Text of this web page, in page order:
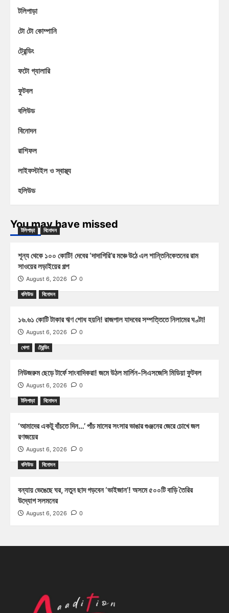
টলিপাড়া
টো টো কোম্পানি
ট্রেন্ডিং
ফটো গ্যালারি
ফুটবল
বলিউড
বিনোদন
রাশিফল
লাইফস্টাইল ও স্বাস্থ্য
হলিউড
You may have missed
টলিপাড়া বিনোদন
শূন্য থেকে ১০০ কোটি! দেবের ‘দাদাগিরি’র মঞ্চে উঠে এল শান্তিনিকেতনের রাম
সাওয়ের লড়াইয়ের গল্প
August 6, 2026 0
বলিউড বিনোদন
১৬.৬১ কোটি টাকার ঋণ শোধ হয়নি! রাজপাল যাদবের সম্পত্তিতে নিলামের ঘণ্টা!
August 6, 2026 0
খেলা ট্রেন্ডিং
নিউজরুম ছেড়ে টার্ফে সাংবাদিকরা! জমে উঠল মার্লিন-সিএসজেসি মিডিয়া ফুটবল
August 6, 2026 0
টলিপাড়া বিনোদন
‘আমাদের একটু বাঁচতে দিন…’ পাঁচ মাসের সংসার ভাঙার গুঞ্জনের জেরে চোখে জল
রণজয়ের
August 6, 2026 0
বলিউড বিনোদন
বন্যায় ভেঙেছে ঘর, নতুন ছাদ গড়বেন ‘ভাইজান’! অসমে ৫০০টি বাড়ি তৈরির
উদ্যোগ সলমনের
August 6, 2026 0